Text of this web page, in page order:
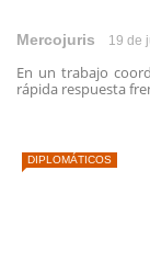
Mercojuris 19 de
En un trabajo
rápida respuesta
DIPLOMÁTICOS